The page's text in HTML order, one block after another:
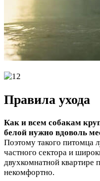
Правила ухода
Как и всем собакам
белой нужно вдоволь
Поэтому такого питомца
частного сектора и
двухкомнатной квартире
некомфортно.